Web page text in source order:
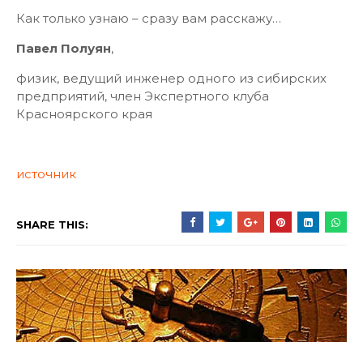
Как только узнаю – сразу вам расскажу…
Павел Полуян,
физик, ведущий инженер одного из сибирских
предприятий, член Экспертного клуба
Красноярского края
источник
SHARE THIS: